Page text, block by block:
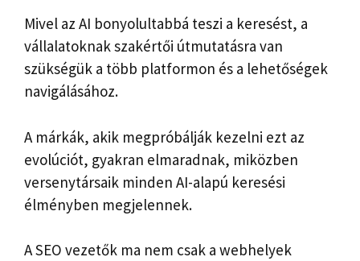
Mivel az AI bonyolultabbá teszi a keresést, a
vállalatoknak szakértői útmutatásra van
szükségük a több platformon és a lehetőségek
navigálásához.
A márkák, akik megpróbálják kezelni ezt az
evolúciót, gyakran elmaradnak, miközben
versenytársaik minden AI-alapú keresési
élményben megjelennek.
A SEO vezetők ma nem csak a webhelyek